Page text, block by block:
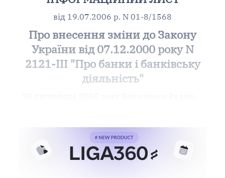
від 19.07.2006 р. N 01-8/1568
Про внесення зміни до Закону
України від 07.12.2000 року N
2121-III "Про банки і банківську
діяльність"